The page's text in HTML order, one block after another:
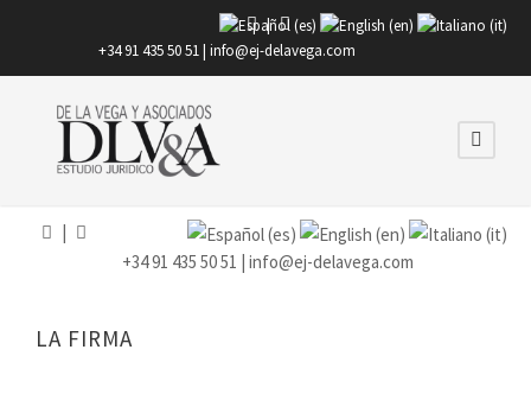
|
+34 91 435 50 51 | info@ej-delavega.com
+34 91 435 50 51 | info@ej-delavega.com
LA FIRMA